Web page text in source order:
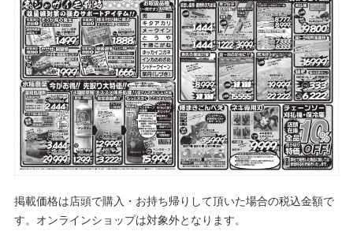
掲載価格は店頭で購入・お持ち帰りして頂いた場合の税込金額で
す。オンラインショップは対象外となります。